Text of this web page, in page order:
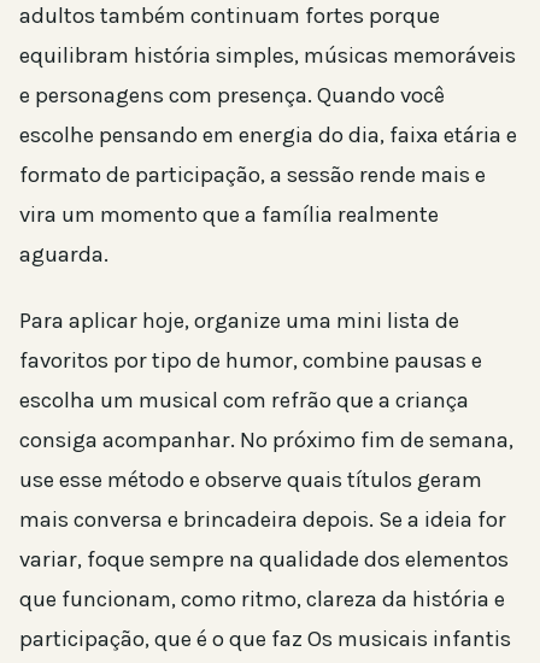
adultos também continuam fortes porque
equilibram história simples, músicas memoráveis
e personagens com presença. Quando você
escolhe pensando em energia do dia, faixa etária e
formato de participação, a sessão rende mais e
vira um momento que a família realmente
aguarda.
Para aplicar hoje, organize uma mini lista de
favoritos por tipo de humor, combine pausas e
escolha um musical com refrão que a criança
consiga acompanhar. No próximo fim de semana,
use esse método e observe quais títulos geram
mais conversa e brincadeira depois. Se a ideia for
variar, foque sempre na qualidade dos elementos
que funcionam, como ritmo, clareza da história e
participação, que é o que faz Os musicais infantis